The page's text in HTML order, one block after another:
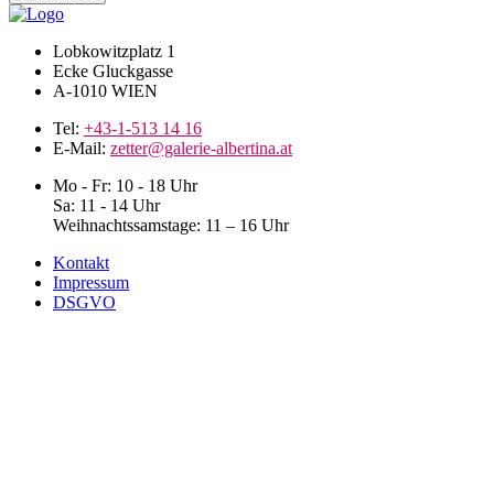
Lobkowitzplatz 1
Ecke Gluckgasse
A-1010 WIEN
Tel: +43-1-513 14 16
E-Mail: zetter@galerie-albertina.at
Mo - Fr: 10 - 18 Uhr
Sa: 11 - 14 Uhr
Weihnachtssamstage: 11 – 16 Uhr
Kontakt
Impressum
DSGVO